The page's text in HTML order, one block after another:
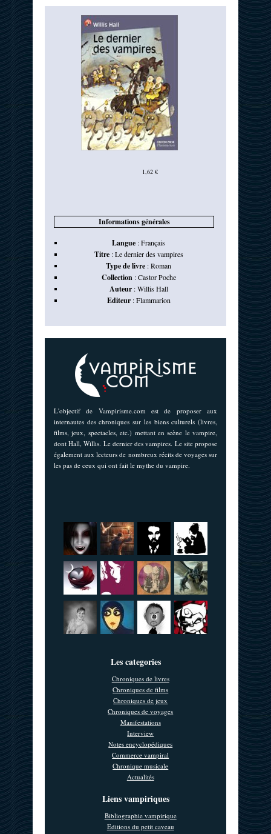
1,62 €
Informations générales
Langue :Français
Titre:Le dernier des vampires
Type de livre :Roman
Collection :Castor Poche
Auteur:Willis Hall
Editeur:Flammarion
L'objectif de Vampirisme.com est de proposer aux
internautes des chroniques sur les biens culturels (livres,
films, jeux, spectacles, etc.) mettant en scène le vampire,
dont Hall, Willis. Le dernier des vampires. Le site propose
également aux lecteurs de nombreux récits de voyages sur
les pas de ceux qui ont fait le mythe du vampire.
Les categories
Chroniques de livres
Chroniques de films
Chroniques de jeux
Chroniques de voyages
Manifestations
Interview
Notes encyclopédiques
Commerce vampiral
Chronique musicale
Actualités
Liens vampiriques
Bibliographie vampirique
Editions du petit caveau